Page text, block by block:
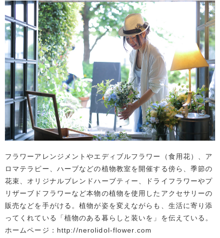
フラワーアレンジメントやエディブルフラワー（食用花）、ア
ロマテラピー、ハーブなどの植物教室を開催する傍ら、季節の
花束、オリジナルブレンドハーブティー、ドライフラワーやプ
リザーブドフラワーなど本物の植物を使用したアクセサリーの
販売などを手がける。植物が姿を変えながらも、生活に寄り添
ってくれている「植物のある暮らしと装いを」を伝えている。
ホームページ：http://nerolidol-flower.com